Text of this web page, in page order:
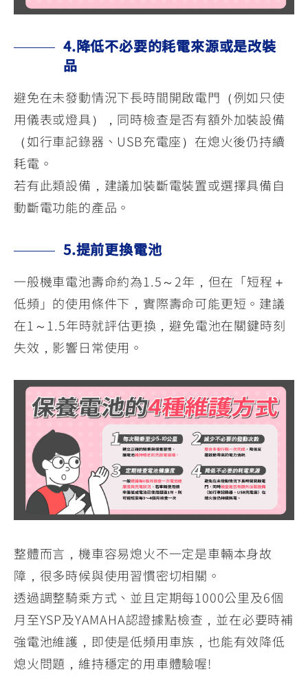
4.降低不必要的耗電來源或是改裝
品
避免在未發動情況下長時間開啟電門（例如只使
用儀表或燈具），同時檢查是否有額外加裝設備
（如行車記錄器、USB充電座）在熄火後仍持續
耗電。
若有此類設備，建議加裝斷電裝置或選擇具備自
動斷電功能的產品。
5.提前更換電池
一般機車電池壽命約為1.5～2年，但在「短程＋
低頻」的使用條件下，實際壽命可能更短。建議
在1～1.5年時就評估更換，避免電池在關鍵時刻
失效，影響日常使用。
整體而言，機車容易熄火不一定是車輛本身故
障，很多時候與使用習慣密切相關。
透過調整騎乘方式、並且定期每1000公里及6個
月至YSP及YAMAHA認證據點檢查，並在必要時補
強電池維護，即使是低頻用車族，也能有效降低
熄火問題，維持穩定的用車體驗喔!